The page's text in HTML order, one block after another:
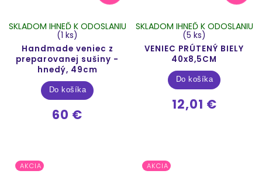
Handmade veniec z
preparovanej sušiny -
hnedý, 49cm
SKLADOM IHNEĎ K ODOSLANIU
(1 ks)
60 €
Do košíka
VENIEC PRÚTENÝ BIELY
40x8,5CM
SKLADOM IHNEĎ K ODOSLANIU
(5 ks)
12,01 €
Do košíka
AKCIA AKCIA